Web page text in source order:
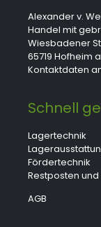
Alexander v.
Handel mit
Wiesbadener
65719 Hofheim
Kontaktdaten
Schnell
Lagertechnik
Fördertechnik
Restposten
AGB